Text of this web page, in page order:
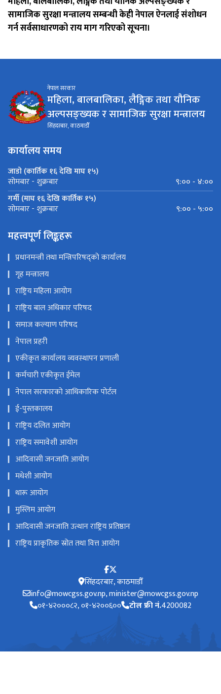
सामाजिक सुरक्षा मन्त्रालय सम्बन्धी केही नेपाल ऐनलाई संशोधन
गर्न सर्वसाधारणको राय माग गरिएको सूचना।
नेपाल सरकार
महिला, बालबालिका, लैङ्गिक तथा यौनिक
अल्पसङ्ख्यक र सामाजिक सुरक्षा मन्त्रालय
सिंहदरबार, काठमाडौँ
कार्यालय समय
जाडो (कार्तिक १६ देखि माघ १५)
सोमबार - शुक्रबार
९:०० - ४:००
गर्मी (माघ १६ देखि कार्तिक १५)
सोमबार - शुक्रबार ९:०० - ५:००
महत्त्वपूर्ण लिङ्कहरू
प्रधानमन्त्री तथा मन्त्रिपरिषद्को कार्यालय
गृह मन्त्रालय
राष्ट्रिय महिला आयोग
राष्ट्रिय बाल अधिकार परिषद
समाज कल्याण परिषद
नेपाल प्रहरी
एकीकृत कार्यालय व्यवस्थापन प्रणाली
कर्मचारी एकीकृत ईमेल
नेपाल सरकारको आधिकारिक पोर्टल
ई-पुस्तकालय
राष्ट्रिय दलित आयोग
राष्ट्रिय समावेशी आयोग
आदिवासी जनजाति आयोग
मधेशी आयोग
थारू आयोग
मुस्लिम आयोग
आदिवासी जनजाति उत्थान राष्ट्रिय प्रतिष्ठान
राष्ट्रिय प्राकृतिक स्रोत तथा वित्त आयोग
सिंहदरबार, काठमाडौँ
info@mowcgss.gov.np, minister@mowcgss.gov.np
०१-४२०००८२, ०१-४२००६००
टोल फ्री नं.4200082